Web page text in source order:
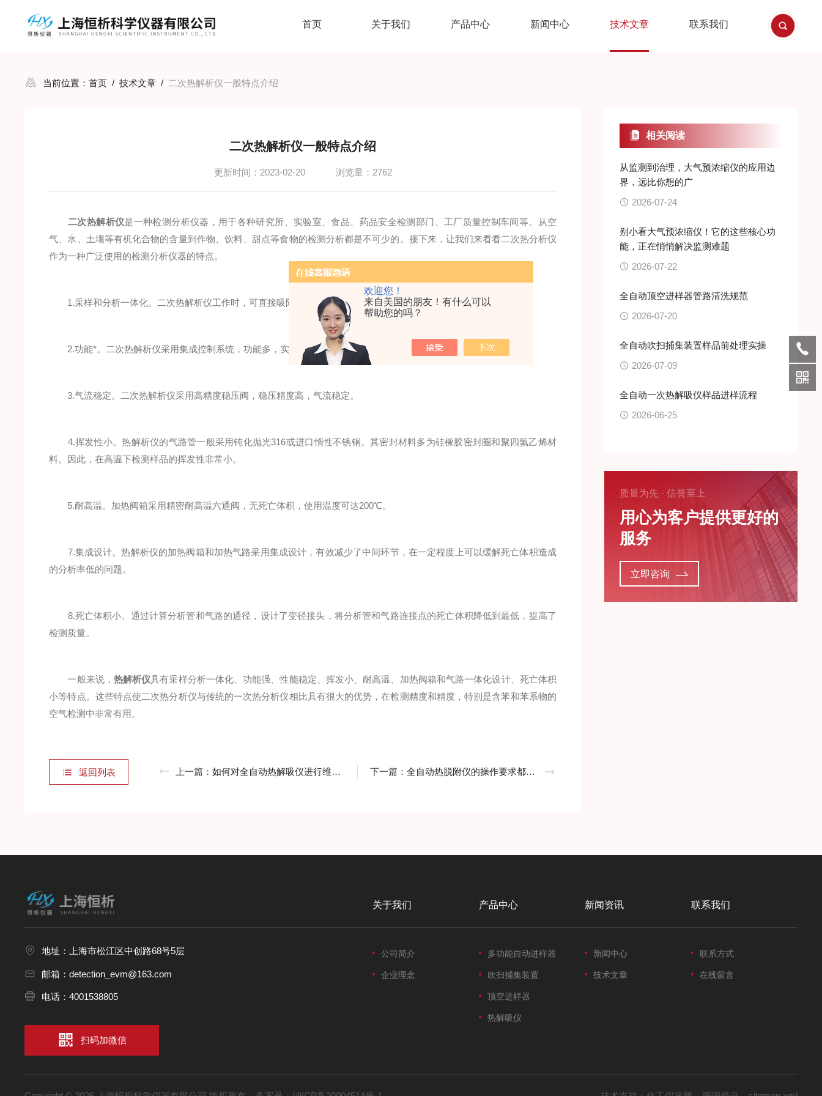
欢迎您！
来自美国的朋友！有什么可以
帮助您的吗？
首页 关于我们 产品中心 新闻中心 技术文章 联系我们
当前位置：首页 /技术文章 / 二次热解析仪一般特点介绍
二次热解析仪一般特点介绍
更新时间：2023-02-20 浏览量：2762
二次热解析仪是一种检测分析仪器，用于各种研究所、实验室、食品、药品安全检测部门、工厂质量控制车间等。从空
气、水、土壤等有机化合物的含量到作物、饮料、甜点等食物的检测分析都是不可少的。接下来，让我们来看看二次热分析仪
作为一种广泛使用的检测分析仪器的特点。
1.采样和分析一体化。二次热解析仪工作时，可直接吸附试管采样，可直接与不同品牌的色谱仪对接分析检测。
2.功能*。二次热解析仪采用集成控制系统，功能多，实用性高，体积小，可扩展性大。
3.气流稳定。二次热解析仪采用高精度稳压阀，稳压精度高，气流稳定。
4.挥发性小。热解析仪的气路管一般采用钝化抛光316或进口惰性不锈钢。其密封材料多为硅橡胶密封圈和聚四氟乙烯材
料。因此，在高温下检测样品的挥发性非常小。
5.耐高温。加热阀箱采用精密耐高温六通阀，无死亡体积，使用温度可达200℃。
7.集成设计。热解析仪的加热阀箱和加热气路采用集成设计，有效减少了中间环节，在一定程度上可以缓解死亡体积造成
的分析率低的问题。
8.死亡体积小。通过计算分析管和气路的通径，设计了变径接头，将分析管和气路连接点的死亡体积降低到最低，提高了
检测质量。
一般来说， 热解析仪具有采样分析一体化、功能强、性能稳定、挥发小、耐高温、加热阀箱和气路一体化设计、死亡体积
小等特点。这些特点使二次热分析仪与传统的一次热分析仪相比具有很大的优势，在检测精度和精度，特别是含苯和苯系物的
空气检测中非常有用。
返回列表 上一篇：如何对全自动热解吸仪进行维护及保养的呢？ 下一篇：全自动热脱附仪的操作要求都有哪些呢？
相关阅读
从监测到治理，大气预浓缩仪的应用边
界，远比你想的广
2026-07-24
别小看大气预浓缩仪！它的这些核心功
能，正在悄悄解决监测难题
2026-07-22
全自动顶空进样器管路清洗规范
2026-07-20
全自动吹扫捕集装置样品前处理实操
2026-07-09
全自动一次热解吸仪样品进样流程
2026-06-25
质量为先 · 信誉至上
用心为客户提供更好的
服务
立即咨询
地址：上海市松江区中创路68号5层
邮箱：detection_evm@163.com
电话：4001538805
扫码加微信
关于我们
公司简介
企业理念
产品中心
多功能自动进样器
吹扫捕集装置
顶空进样器
热解吸仪
新闻资讯
新闻中心
技术文章
联系我们
联系方式
在线留言